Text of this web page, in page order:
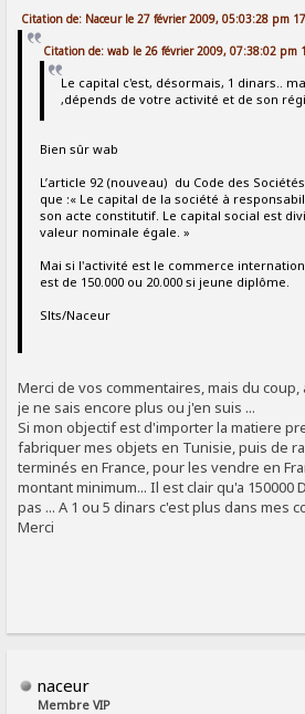
Citation de: Naceur le 27 février 2009, 05:03:28 pm
Citation de: wab le 26 février 2009, 07:38:02 pm
Le capital c'est, désormais, 1 dinars..
,dépends de votre activité et de son
Bien sûr wab
L’article 92 (nouveau) du Code des
que :« Le capital de la société à
son acte constitutif. Le capital social est
valeur nominale égale. »
Mai si l'activité est le commerce
est de 150.000 ou 20.000 si jeune diplôme.
Slts/Naceur
Merci de vos commentaires, mais du
je ne sais encore plus ou j'en suis ...
Si mon objectif est d'importer la matiere
fabriquer mes objets en Tunisie, puis de
terminés en France, pour les vendre en
montant minimum... Il est clair qu'a 150000
pas ... A 1 ou 5 dinars c'est plus dans mes
Merci
naceur
Membre VIP